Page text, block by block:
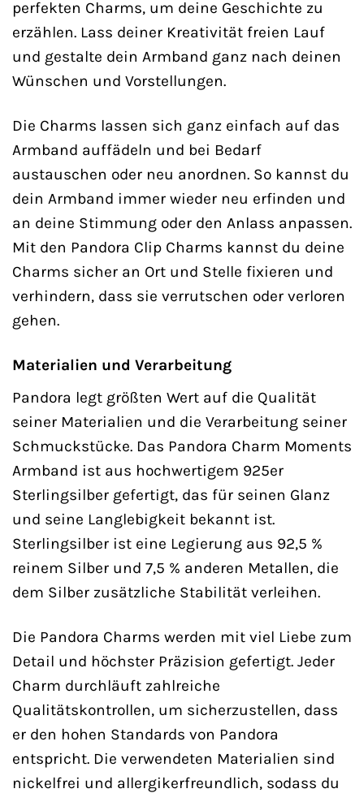
perfekten Charms, um deine Geschichte zu
erzählen. Lass deiner Kreativität freien Lauf
und gestalte dein Armband ganz nach deinen
Wünschen und Vorstellungen.
Die Charms lassen sich ganz einfach auf das
Armband auffädeln und bei Bedarf
austauschen oder neu anordnen. So kannst du
dein Armband immer wieder neu erfinden und
an deine Stimmung oder den Anlass anpassen.
Mit den Pandora Clip Charms kannst du deine
Charms sicher an Ort und Stelle fixieren und
verhindern, dass sie verrutschen oder verloren
gehen.
Materialien und Verarbeitung
Pandora legt größten Wert auf die Qualität
seiner Materialien und die Verarbeitung seiner
Schmuckstücke. Das Pandora Charm Moments
Armband ist aus hochwertigem 925er
Sterlingsilber gefertigt, das für seinen Glanz
und seine Langlebigkeit bekannt ist.
Sterlingsilber ist eine Legierung aus 92,5 %
reinem Silber und 7,5 % anderen Metallen, die
dem Silber zusätzliche Stabilität verleihen.
Die Pandora Charms werden mit viel Liebe zum
Detail und höchster Präzision gefertigt. Jeder
Charm durchläuft zahlreiche
Qualitätskontrollen, um sicherzustellen, dass
er den hohen Standards von Pandora
entspricht. Die verwendeten Materialien sind
nickelfrei und allergikerfreundlich, sodass du